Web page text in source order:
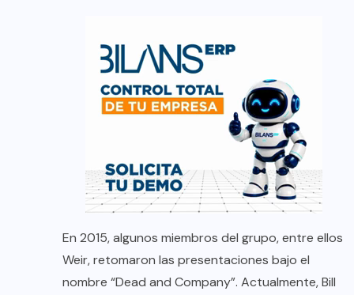
En 2015, algunos miembros del grupo, entre ellos
Weir, retomaron las presentaciones bajo el
nombre “Dead and Company”. Actualmente, Bill